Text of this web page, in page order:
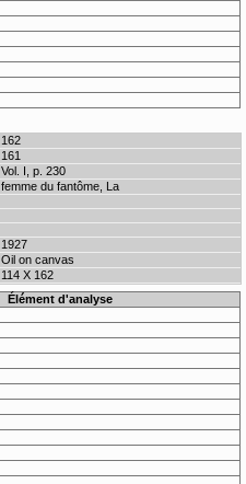
162
161
Vol. I, p. 230
femme du fantôme, La
1927
Oil on canvas
114 X 162
Élément d'analyse